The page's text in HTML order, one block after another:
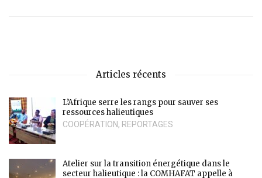
Articles récents
L’Afrique serre les rangs pour sauver ses
ressources halieutiques
COOPÉRATION, REPORTAGES
Atelier sur la transition énergétique dans le
secteur halieutique : la COMHAFAT appelle à